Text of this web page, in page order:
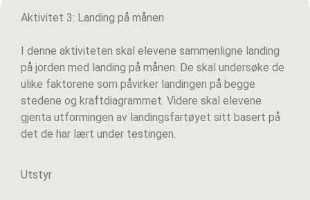
Aktivitet 3: Landing på månen
I denne aktiviteten skal elevene sammenligne landing
på jorden med landing på månen. De skal undersøke de
ulike faktorene som påvirker landingen på begge
stedene og kraftdiagrammet. Videre skal elevene
gjenta utformingen av landingsfartøyet sitt basert på
det de har lært under testingen.
Utstyr